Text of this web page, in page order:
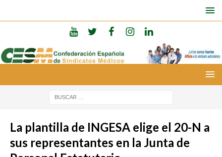
La plantilla de INGESA elige el 20-N a
sus representantes en la Junta de